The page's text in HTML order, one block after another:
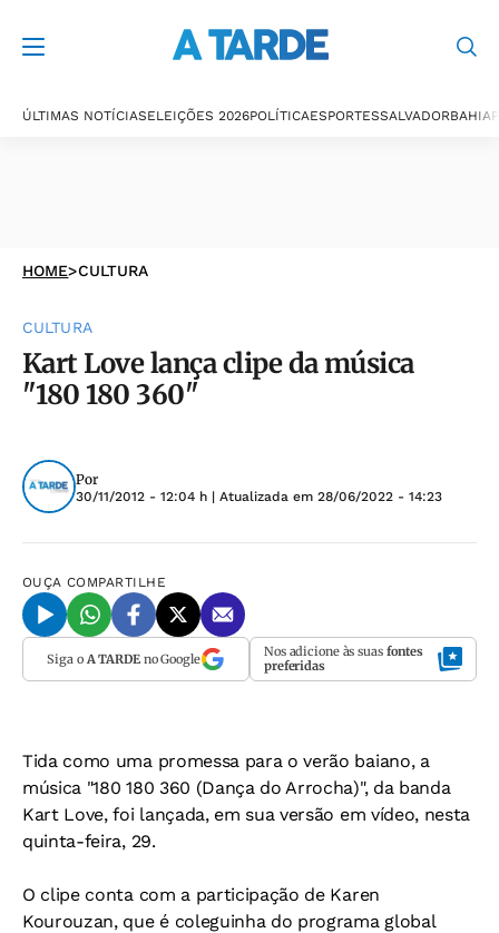
ÚLTIMAS NOTÍCIASELEIÇÕES 2026POLÍTICAESPORTESSALVADORBAHIA
HOME>CULTURA
CULTURA
Kart Love lança clipe da música
"180 180 360"
Por
30/11/2012 - 12:04 h | Atualizada em 28/06/2022 - 14:23
OUÇA COMPARTILHE
Siga o A TARDEno Google Nos adicione às suas fontes
preferidas
Tida como uma promessa para o verão baiano, a
música "180 180 360 (Dança do Arrocha)", da banda
Kart Love, foi lançada, em sua versão em vídeo, nesta
quinta-feira, 29.
O clipe conta com a participação de Karen
Kourouzan, que é coleguinha do programa global